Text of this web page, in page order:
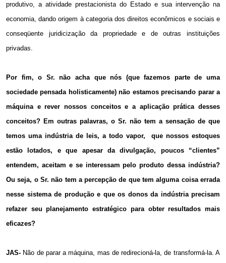
produtivo, a atividade prestacionista do Estado e sua intervenção na
economia, dando origem à categoria dos direitos econômicos e sociais e
conseqüente juridicização da propriedade e de outras instituições
privadas.
Por fim, o Sr. não acha que nós (que fazemos parte de uma
sociedade pensada holisticamente) não estamos precisando parar a
máquina e rever nossos conceitos e a aplicação prática desses
conceitos? Em outras palavras, o Sr. não tem a sensação de que
temos uma indústria de leis, a todo vapor, que nossos estoques
estão lotados, e que apesar da divulgação, poucos “clientes”
entendem, aceitam e se interessam pelo produto dessa indústria?
Ou seja, o Sr. não tem a percepção de que tem alguma coisa errada
nesse sistema de produção e que os donos da indústria precisam
refazer seu planejamento estratégico para obter resultados mais
eficazes?
JAS- Não de parar a máquina, mas de redirecioná-la, de transformá-la. A